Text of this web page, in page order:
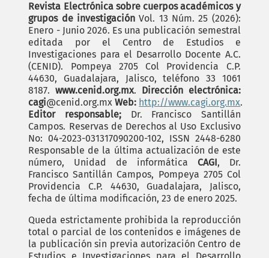
Revista Electrónica sobre cuerpos académicos y
grupos de investigación Vol. 13 Núm. 25 (2026):
Enero - Junio 2026. Es una publicación semestral
editada por el Centro de Estudios e
Investigaciones para el Desarrollo Docente A.C.
(CENID). Pompeya 2705 Col Providencia C.P.
44630, Guadalajara, Jalisco, teléfono 33 1061
8187.www.cenid.org.mx. Dirección electrónica:
cagi@cenid.org.mxWeb: http://www.cagi.org.mx.
Editor responsable;Dr. Francisco Santillán
Campos. Reservas de Derechos al Uso Exclusivo
No: 04-2023-031317090200-102, ISSN 2448-6280
Responsable de la última actualización de este
número, Unidad de informática CAGI, Dr.
Francisco Santillán Campos, Pompeya 2705 Col
Providencia C.P. 44630, Guadalajara, Jalisco,
fecha de última modificación, 23 de enero 2025.
Queda estrictamente prohibida la reproducción
total o parcial de los contenidos e imágenes de
la publicación sin previa autorización Centro de